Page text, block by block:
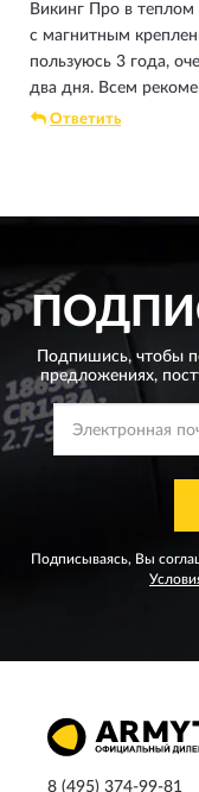
Викинг Про в
с магнитным
пользуюсь 3 года,
два дня. Всем
Ответить
Подпишись, чтобы
предложениях,
Подписываясь, Вы
8 (495) 374-99-81